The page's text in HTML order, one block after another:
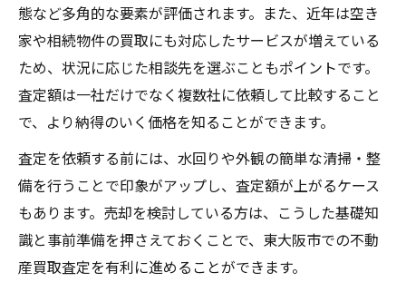
東大阪市の物件が評価されやすいポイント
机上査定と訪問査定の違いと活用方法
不動産売却前に確認すべき書類と準備事項
査定価格の根拠を理解し正しく対策する方
納得価格で不動産買取を叶えるための実践方法
不動産買取で納得価格を得るための行動手
順
東大阪市で価格交渉を有利に進めるコツ
態など多角的な要素が評価されます。また、近年は空き
家や相続物件の買取にも対応したサービスが増えている
ため、状況に応じた相談先を選ぶこともポイントです。
査定額は一社だけでなく複数社に依頼して比較すること
で、より納得のいく価格を知ることができます。
査定を依頼する前には、水回りや外観の簡単な清掃・整
備を行うことで印象がアップし、査定額が上がるケース
もあります。売却を検討している方は、こうした基礎知
識と事前準備を押さえておくことで、東大阪市での不動
産買取査定を有利に進めることができます。